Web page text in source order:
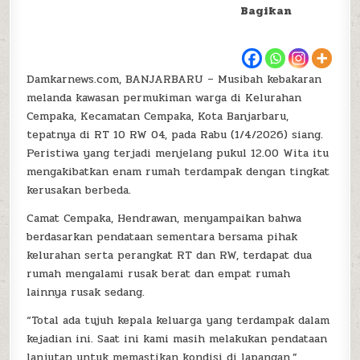
Bagikan
Damkarnews.com, BANJARBARU – Musibah kebakaran
melanda kawasan permukiman warga di Kelurahan
Cempaka, Kecamatan Cempaka, Kota Banjarbaru,
tepatnya di RT 10 RW 04, pada Rabu (1/4/2026) siang.
Peristiwa yang terjadi menjelang pukul 12.00 Wita itu
mengakibatkan enam rumah terdampak dengan tingkat
kerusakan berbeda.
Camat Cempaka, Hendrawan, menyampaikan bahwa
berdasarkan pendataan sementara bersama pihak
kelurahan serta perangkat RT dan RW, terdapat dua
rumah mengalami rusak berat dan empat rumah
lainnya rusak sedang.
“Total ada tujuh kepala keluarga yang terdampak dalam
kejadian ini. Saat ini kami masih melakukan pendataan